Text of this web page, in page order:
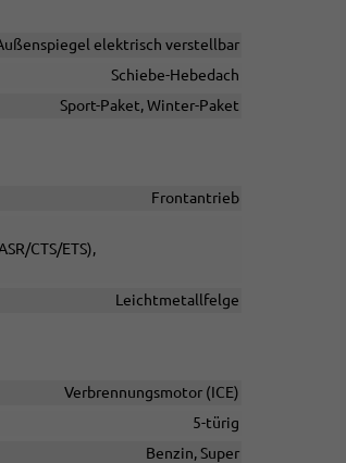
elektrisch verstellbar
Schiebe-Hebedach
Sport-Paket, Winter-Paket
Frontantrieb
CTS/ETS),
Leichtmetallfelge
Verbrennungsmotor (ICE)
5-türig
Benzin, Super